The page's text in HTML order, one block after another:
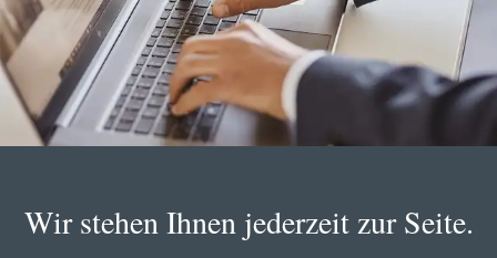
Wir stehen Ihnen jederzeit zur Seite.